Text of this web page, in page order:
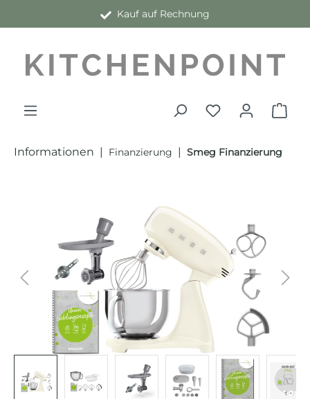
Kauf auf Rechnung
Informationen | Finanzierung | Smeg Finanzierung
Bildergalerie überspringen